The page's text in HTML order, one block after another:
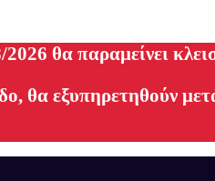
θα παραμείνει
θα εξυπηρετηθούν